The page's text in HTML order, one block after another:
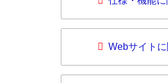
Webサイト